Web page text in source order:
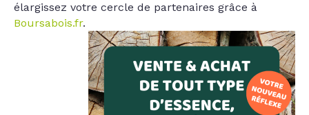
élargissez votre cercle de partenaires grâce à
Boursabois.fr.